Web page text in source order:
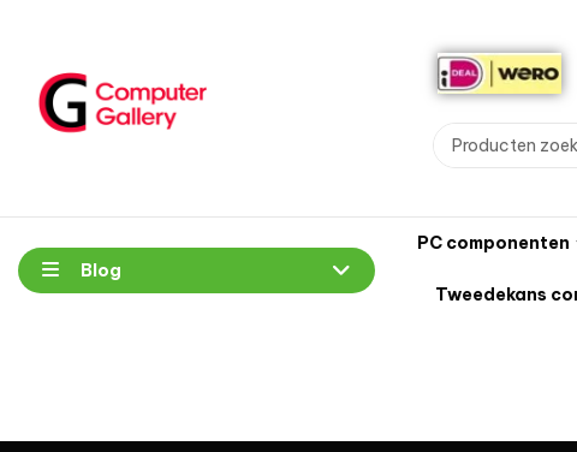
Blog
PC componenten
Tweedekans